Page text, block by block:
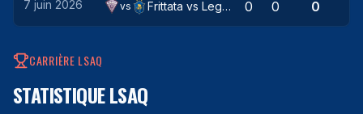
7 juin 2026 vs Frittata vsLegends 0 0 0
CARRIÈRE LSAQ
STATISTIQUE LSAQ